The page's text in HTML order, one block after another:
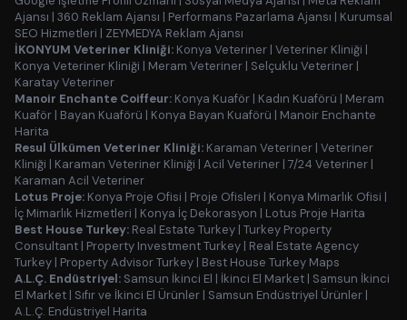
Ajansı | 360 Reklam Ajansı | Performans Pazarlama Ajansı | Kurumsal
SEO Hizmetleri | ZEYMEDYA Reklam Ajansı
İKONYUM Veteriner Kliniği: Konya Veteriner | Veteriner Kliniği |
Konya Veteriner Kliniği | Meram Veteriner | Selçuklu Veteriner |
Karatay Veteriner
Manoir Enchante Coiffeur: Konya Kuaför | Kadın Kuaförü | Meram
Kuaför | Bayan Kuaförü | Konya Bayan Kuaförü | Manoir Enchante
Harita
Resul Ülkümen Veteriner Kliniği: Karaman Veteriner | Veteriner
Kliniği | Karaman Veteriner Kliniği | Acil Veteriner | 7/24 Veteriner |
Karaman Acil Veteriner
Lotus Proje: Konya Proje Ofisi | Proje Ofisleri | Konya Mimarlık Ofisi |
İç Mimarlık Hizmetleri | Konya İç Dekorasyon | Lotus Proje Harita
Best House Turkey: Real Estate Turkey | Turkey Property
Consultant | Property Investment Turkey | Real Estate Agency
Turkey | Property Advisor Turkey | Best House Turkey Maps
A.L.Ç. Endüstriyel: Samsun İkinci El | İkinci El Market | Samsun İkinci
El Market | Sıfır ve İkinci El Ürünler | Samsun Endüstriyel Ürünler |
A.L.Ç. Endüstriyel Harita